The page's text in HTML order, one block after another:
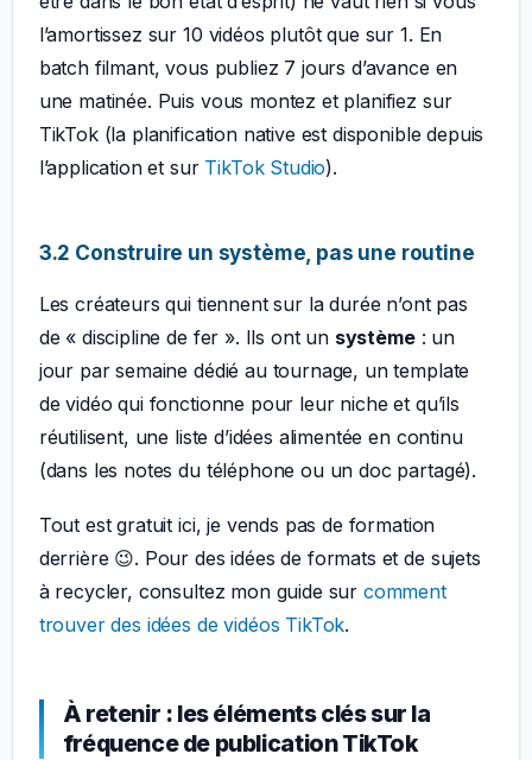
l’amortissez sur 10 vidéos plutôt que sur 1. En
batch filmant, vous publiez 7 jours d’avance en
une matinée. Puis vous montez et planifiez sur
TikTok (la planification native est disponible depuis
l’application et sur TikTok Studio).
3.2 Construire un système, pas une routine
Les créateurs qui tiennent sur la durée n’ont pas
de « discipline de fer ». Ils ont un système: un
jour par semaine dédié au tournage, un template
de vidéo qui fonctionne pour leur niche et qu’ils
réutilisent, une liste d’idées alimentée en continu
(dans les notes du téléphone ou un doc partagé).
Tout est gratuit ici, je vends pas de formation
derrière 😉. Pour des idées de formats et de sujets
à recycler, consultez mon guide sur comment
trouver des idées de vidéos TikTok.
À retenir : les éléments clés sur la
fréquence de publication TikTok